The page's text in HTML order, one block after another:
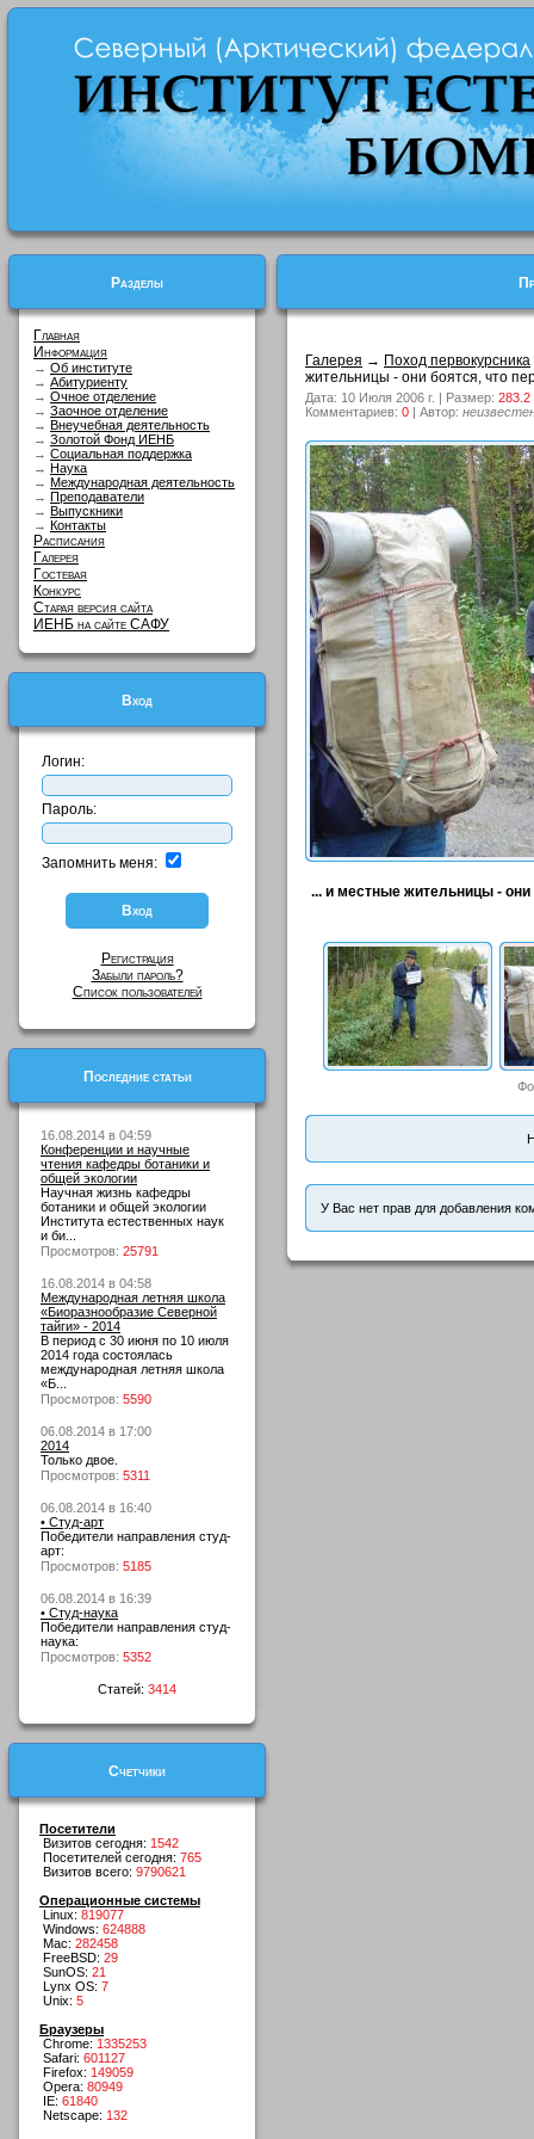
Разделы
Главная
Информация
→ Об институте
→ Абитуриенту
→ Очное отделение
→ Заочное отделение
→ Внеучебная деятельность
→ Золотой Фонд ИЕНБ
→ Социальная поддержка
→ Наука
→ Международная деятельность
→ Преподаватели
→ Выпускники
→ Контакты
Расписания
Галерея
Гостевая
Конкурс
Старая версия сайта
ИЕНБ на сайте САФУ
Вход
Логин:
Пароль:
Запомнить меня:
Регистрация
Забыли пароль?
Список пользователей
Последние статьи
16.08.2014 в 04:59
Конференции и научные
чтения кафедры ботаники и
общей экологии
Научная жизнь кафедры
ботаники и общей экологии
Института естественных наук
и би...
Просмотров: 25791
16.08.2014 в 04:58
Международная летняя школа
«Биоразнообразие Северной
тайги» - 2014
В период с 30 июня по 10 июля
2014 года состоялась
международная летняя школа
«Б...
Просмотров: 5590
06.08.2014 в 17:00
2014
Только двое.
Просмотров: 5311
06.08.2014 в 16:40
• Студ-арт
Победители направления студ-
арт:
Просмотров: 5185
06.08.2014 в 16:39
• Студ-наука
Победители направления студ-
наука:
Просмотров: 5352
Статей: 3414
Счетчики
Посетители
Визитов сегодня: 1542
Посетителей сегодня: 765
Визитов всего: 9790621
Операционные системы
Linux: 819077
Windows: 624888
Mac: 282458
FreeBSD: 29
SunOS: 21
Lynx OS: 7
Unix: 5
Браузеры
Chrome: 1335253
Safari: 601127
Firefox: 149059
Opera: 80949
IE: 61840
Netscape: 132
Галерея → Поход первокурсника
жительницы - они боятся, что
Дата: 10 Июля 2006 г. | Размер: 283.2
Комментариев: 0 | Автор:
... и местные жительницы - они
У Вас нет прав для добавления